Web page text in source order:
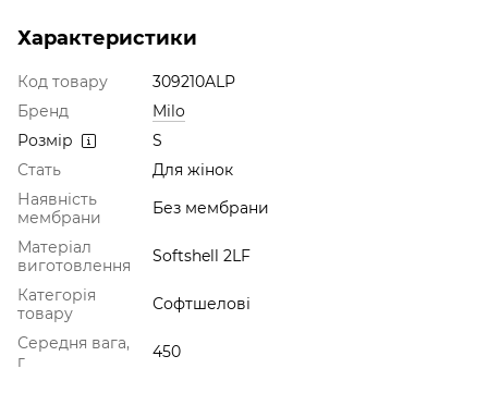
Характеристики
Код товару
309210ALP
Бренд
Milo
Розмір
S
Стать
Для жінок
Наявність
мембрани
Без мембрани
Матеріал
виготовлення
Softshell 2LF
Категорія
товару
Софтшелові
Середня вага,
г
450